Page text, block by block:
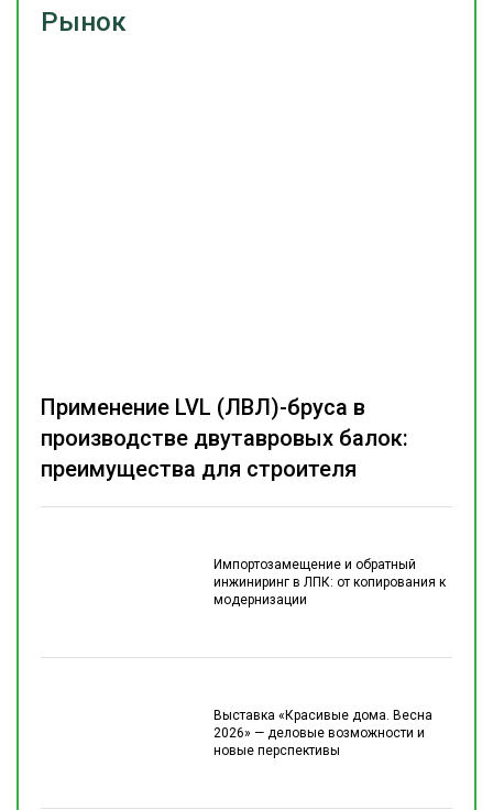
Рынок
Импортозамещение и обратный
инжиниринг в ЛПК: от копирования к
модернизации
Выставка «Красивые дома. Весна
2026» — деловые возможности и
новые перспективы
Применение LVL (ЛВЛ)-бруса в
производстве двутавровых балок:
преимущества для строителя